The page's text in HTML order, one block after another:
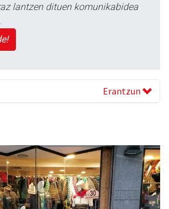
lantzen dituen komunikabidea
Erantzun